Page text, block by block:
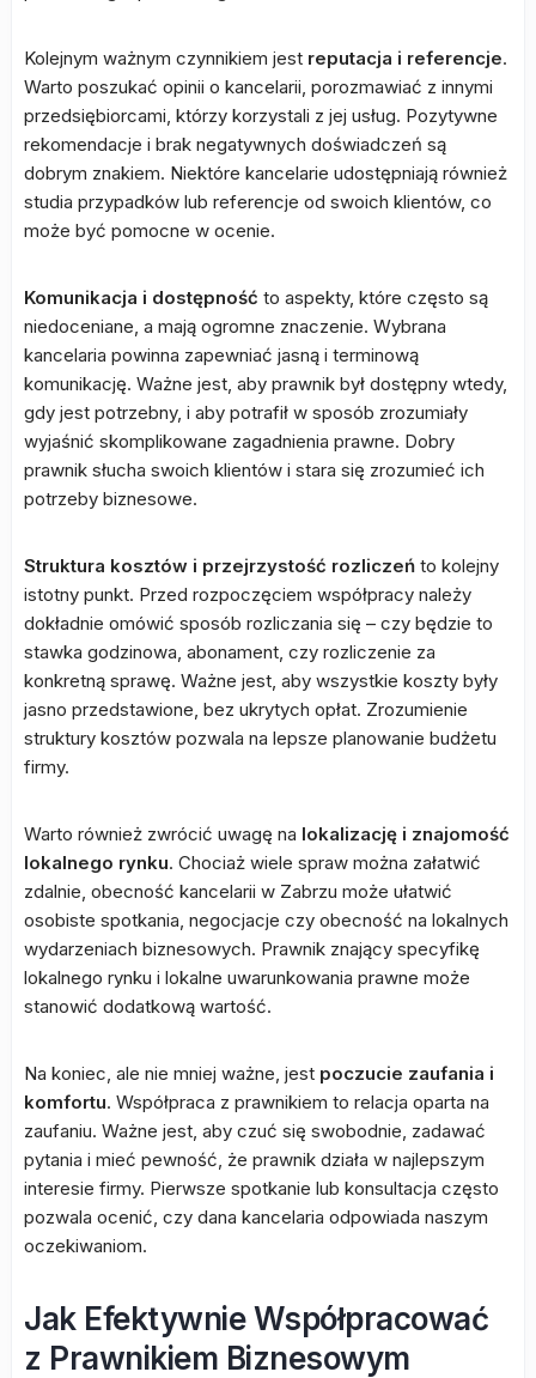
Kolejnym ważnym czynnikiem jest reputacja i referencje.
Warto poszukać opinii o kancelarii, porozmawiać z innymi
przedsiębiorcami, którzy korzystali z jej usług. Pozytywne
rekomendacje i brak negatywnych doświadczeń są
dobrym znakiem. Niektóre kancelarie udostępniają również
studia przypadków lub referencje od swoich klientów, co
może być pomocne w ocenie.
Komunikacja i dostępność to aspekty, które często są
niedoceniane, a mają ogromne znaczenie. Wybrana
kancelaria powinna zapewniać jasną i terminową
komunikację. Ważne jest, aby prawnik był dostępny wtedy,
gdy jest potrzebny, i aby potrafił w sposób zrozumiały
wyjaśnić skomplikowane zagadnienia prawne. Dobry
prawnik słucha swoich klientów i stara się zrozumieć ich
potrzeby biznesowe.
Struktura kosztów i przejrzystość rozliczeń to kolejny
istotny punkt. Przed rozpoczęciem współpracy należy
dokładnie omówić sposób rozliczania się – czy będzie to
stawka godzinowa, abonament, czy rozliczenie za
konkretną sprawę. Ważne jest, aby wszystkie koszty były
jasno przedstawione, bez ukrytych opłat. Zrozumienie
struktury kosztów pozwala na lepsze planowanie budżetu
firmy.
Warto również zwrócić uwagę na lokalizację i znajomość
lokalnego rynku. Chociaż wiele spraw można załatwić
zdalnie, obecność kancelarii w Zabrzu może ułatwić
osobiste spotkania, negocjacje czy obecność na lokalnych
wydarzeniach biznesowych. Prawnik znający specyfikę
lokalnego rynku i lokalne uwarunkowania prawne może
stanowić dodatkową wartość.
Na koniec, ale nie mniej ważne, jest poczucie zaufania i
komfortu. Współpraca z prawnikiem to relacja oparta na
zaufaniu. Ważne jest, aby czuć się swobodnie, zadawać
pytania i mieć pewność, że prawnik działa w najlepszym
interesie firmy. Pierwsze spotkanie lub konsultacja często
pozwala ocenić, czy dana kancelaria odpowiada naszym
oczekiwaniom.
Jak Efektywnie Współpracować
z Prawnikiem Biznesowym